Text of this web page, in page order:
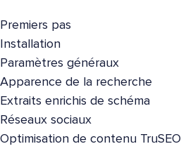
Premiers pas
Installation
Paramètres généraux
Apparence de la recherche
Extraits enrichis de schéma
Réseaux sociaux
Optimisation de contenu TruSEO